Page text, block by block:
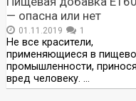
— опасна или нет
01.11.2019 1
Не все красители,
применяющиеся в
промышленности,
вред человеку. …